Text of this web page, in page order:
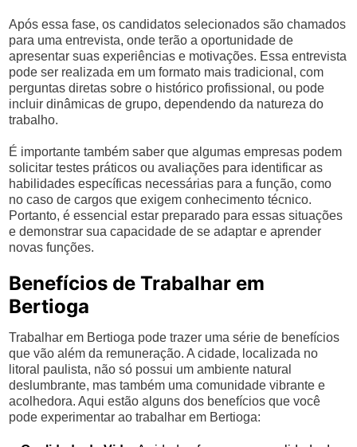
Após essa fase, os candidatos selecionados são chamados
para uma entrevista, onde terão a oportunidade de
apresentar suas experiências e motivações. Essa entrevista
pode ser realizada em um formato mais tradicional, com
perguntas diretas sobre o histórico profissional, ou pode
incluir dinâmicas de grupo, dependendo da natureza do
trabalho.
É importante também saber que algumas empresas podem
solicitar testes práticos ou avaliações para identificar as
habilidades específicas necessárias para a função, como
no caso de cargos que exigem conhecimento técnico.
Portanto, é essencial estar preparado para essas situações
e demonstrar sua capacidade de se adaptar e aprender
novas funções.
Benefícios de Trabalhar em
Bertioga
Trabalhar em Bertioga pode trazer uma série de benefícios
que vão além da remuneração. A cidade, localizada no
litoral paulista, não só possui um ambiente natural
deslumbrante, mas também uma comunidade vibrante e
acolhedora. Aqui estão alguns dos benefícios que você
pode experimentar ao trabalhar em Bertioga: